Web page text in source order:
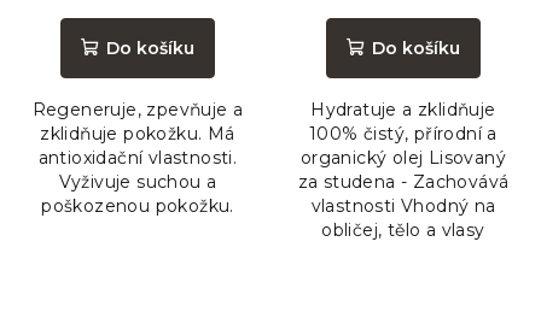
hodnocení
produktu
z
5
hvězdiček.
Do košíku
Regeneruje, zpevňuje a
zklidňuje pokožku. Má
antioxidační vlastnosti.
Vyživuje suchou a
poškozenou pokožku.
Do košíku
Hydratuje a zklidňuje
100% čistý, přírodní a
organický olej Lisovaný
za studena - Zachovává
vlastnosti Vhodný na
obličej, tělo a vlasy